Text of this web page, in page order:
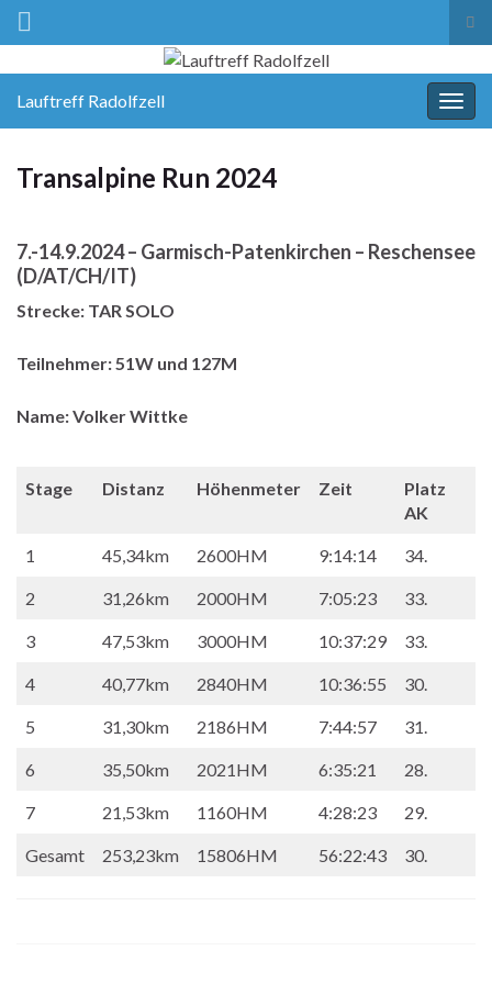
Lauftreff Radolfzell
Transalpine Run 2024
7.-14.9.2024 – Garmisch-Patenkirchen – Reschensee
(D/AT/CH/IT)
Strecke: TAR SOLO
Teilnehmer: 51W und 127M
Name: Volker Wittke
Stage Distanz Höhenmeter Zeit
Platz
AK
1 45,34km 2600HM 9:14:14 34.
2 31,26km 2000HM 7:05:23 33.
3 47,53km 3000HM 10:37:29 33.
4 40,77km 2840HM 10:36:55 30.
5 31,30km 2186HM 7:44:57 31.
6 35,50km 2021HM 6:35:21 28.
7 21,53km 1160HM 4:28:23 29.
Gesamt 253,23km 15806HM 56:22:43 30.